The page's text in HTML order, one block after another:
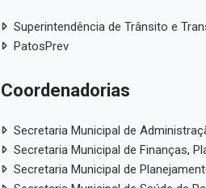
Superintendência de Trânsito e
PatosPrev
Coordenadorias
Secretaria Municipal de
Secretaria Municipal de Finanças,
Secretaria Municipal de